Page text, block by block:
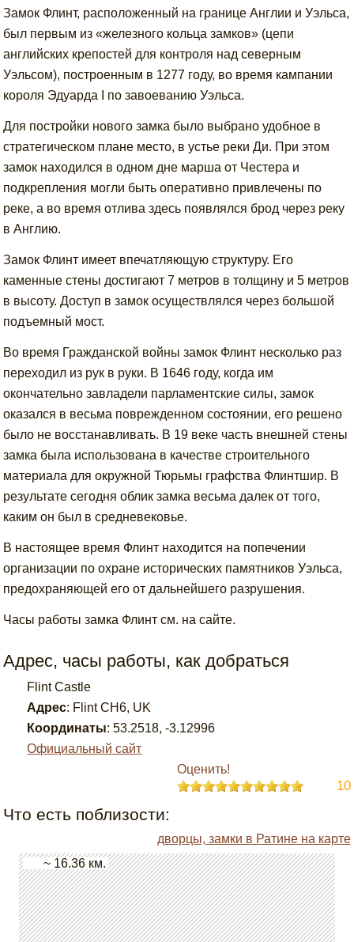
Замок Флинт, расположенный на границе Англии и Уэльса,
был первым из «железного кольца замков» (цепи
английских крепостей для контроля над северным
Уэльсом), построенным в 1277 году, во время кампании
короля Эдуарда I по завоеванию Уэльса.
Для постройки нового замка было выбрано удобное в
стратегическом плане место, в устье реки Ди. При этом
замок находился в одном дне марша от Честера и
подкрепления могли быть оперативно привлечены по
реке, а во время отлива здесь появлялся брод через реку
в Англию.
Замок Флинт имеет впечатляющую структуру. Его
каменные стены достигают 7 метров в толщину и 5 метров
в высоту. Доступ в замок осуществлялся через большой
подъемный мост.
Во время Гражданской войны замок Флинт несколько раз
переходил из рук в руки. В 1646 году, когда им
окончательно завладели парламентские силы, замок
оказался в весьма поврежденном состоянии, его решено
было не восстанавливать. В 19 веке часть внешней стены
замка была использована в качестве строительного
материала для окружной Тюрьмы графства Флинтшир. В
результате сегодня облик замка весьма далек от того,
каким он был в средневековье.
В настоящее время Флинт находится на попечении
организации по охране исторических памятников Уэльса,
предохраняющей его от дальнейшего разрушения.
Часы работы замка Флинт см. на сайте.
Адрес, часы работы, как добраться
Flint Castle
Адрес: Flint CH6, UK
Координаты: 53.2518,-3.12996
Официальный сайт
Оценить!
10
Что есть поблизости:
дворцы, замки в Ратине на карте
~ 16.36 км.